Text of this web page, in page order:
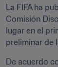
La FIFA ha
Comisión
lugar en el
preliminar de
De acuerdo